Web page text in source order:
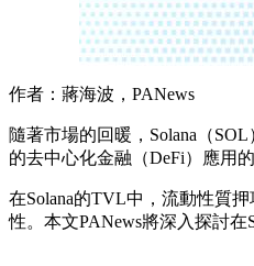
作者：蔣海波，PANews
隨著市場的回暖，Solana（
的去中心化金融（DeFi）應用
在Solana的TVL中，流動性質
性。本文PANews將深入探討